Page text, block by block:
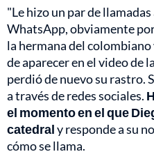
"Le hizo un par de
WhatsApp, obviamente
la hermana del
de aparecer en el video de
perdió de nuevo su rastro.
a través de redes sociales.
el momento en el que
catedraly responde a su
cómo se llama.